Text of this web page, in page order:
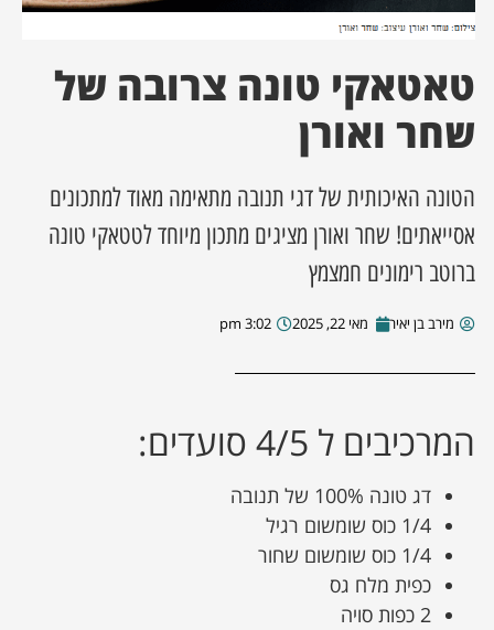
השבוע
מקומית
עסקים
טאטאקי טונה צרובה של
שחר ואורן
הטונה האיכותית של דגי תנובה מתאימה מאוד למתכונים
אסייאתים! שחר ואורן מציגים מתכון מיוחד לטטאקי טונה
ברוטב רימונים חמצמץ
מירב בן יאיר מאי 22, 2025 3:02 pm
המרכיבים ל 4/5 סועדים:
דג טונה 100% של תנובה
1/4 כוס שומשום רגיל
1/4 כוס שומשום שחור
כפית מלח גס
2 כפות סויה